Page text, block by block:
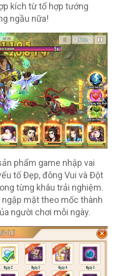
kích từ tổ hợp tướng
ngầu nữa!
phẩm game nhập vai
tố Đẹp, đông Vui và Đột
từng khâu trải nghiệm.
mặt theo mốc thành
người chơi mỗi ngày.